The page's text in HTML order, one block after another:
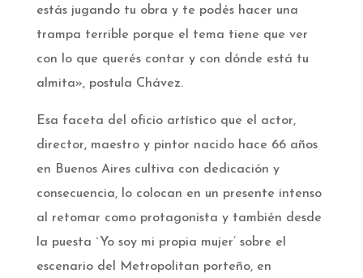
estás jugando tu obra y te podés hacer una
trampa terrible porque el tema tiene que ver
con lo que querés contar y con dónde está tu
almita», postula Chávez.­
Esa faceta del oficio artístico que el actor,
director, maestro y pintor nacido hace 66 años
en Buenos Aires cultiva con dedicación y
consecuencia, lo colocan en un presente intenso
al retomar como protagonista y también desde
la puesta `Yo soy mi propia mujer’ sobre el
escenario del Metropolitan porteño, en